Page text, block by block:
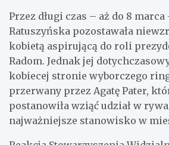
Przez długi czas – aż do 8
Ratuszyńska pozostawała
kobietą aspirującą do roli
Radom. Jednak jej
kobiecej stronie wyborczego
przerwany przez Agatę Pater,
postanowiła wziąć udział w
najważniejsze stanowisko w